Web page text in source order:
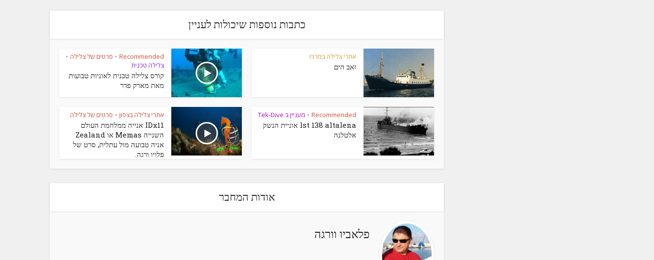
כתבות נוספות שיכולות לעניין
אתרי צלילה במרכז
זאב הים
Recommended
• סרטים של צלילה •
צלילה טכנית
קורס צלילה טכנית לאוניות טבועות
מאת מארק פדר
Recommended
• מעניין ב Tek-Dive
lst 138 altalena אוניית הנשק
אלטלנה
אתרי צלילה בצפון • סרטים של צלילה
IDx11 אנייה ממלחמת העולם
השנייה Memas או Zealand
אניה טבועה מול עתלית, סרט של
פלויו ורגה.
אודות המחבר
פלאביו וורגה